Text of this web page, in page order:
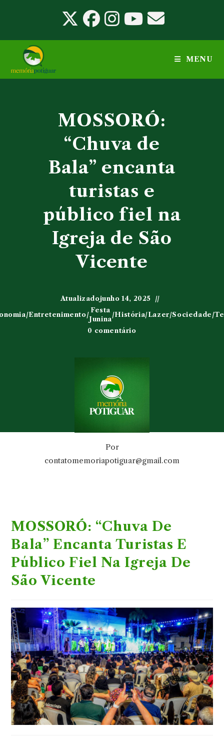
conteúdo
MENU
MOSSORÓ:
“Chuva de
Bala” encanta
turistas e
público fiel na
Igreja de São
Vicente
Atualizadojunho 14, 2025
/Entretenimento/
Festa
Junina
/História/Lazer/Sociedade/
0 comentário
Por
contatomemoriapotiguar@gmail.com
MOSSORÓ: “Chuva De
Bala” Encanta Turistas E
Público Fiel Na Igreja De
São Vicente